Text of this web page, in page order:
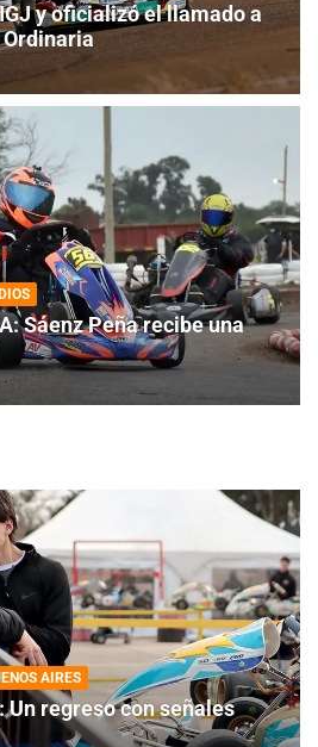
y oficializó el llamado a
Sáenz Peña recibe una
AIRES
Un regreso con señales